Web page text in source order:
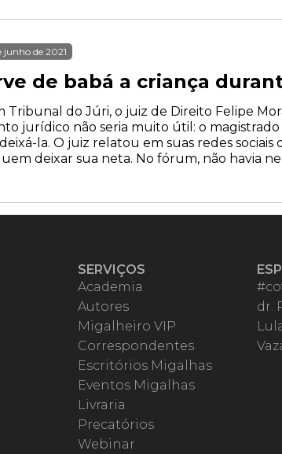
junho de 2021
de babá a criança
Tribunal do Júri, o juiz de Direito Felipe
jurídico não seria muito útil: o
la. O juiz relatou em suas redes
deixar sua neta. No fórum, não havia
SERVIÇOS
Academia
Autores
Migalheiro VIP
Correspondentes
Escritórios Migalhas
Eventos Migalhas
Livraria
Precatórios
Webinar
dr.